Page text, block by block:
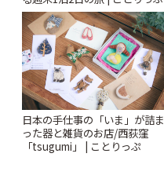
日本の手仕事の「いま」が詰ま
った器と雑貨のお店/西荻窪
「tsugumi」 | ことりっぷ